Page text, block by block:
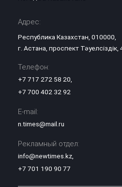
Адрес:
Республика Казахстан, 010000,
г. Астана, проспект
Телефон:
+7 717 272 58 20
+7 700 402 32 92
E-mail:
n.times@mail.ru
Рекламный отдел:
info@newtimes.kz,
+7 701 190 90 77